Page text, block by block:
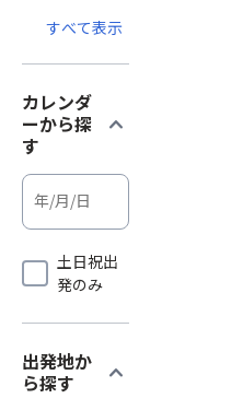
すべて表示
カレンダ
ーから探
す
expand_more
土日祝出
発のみ
出発地か
ら探す
expand_more